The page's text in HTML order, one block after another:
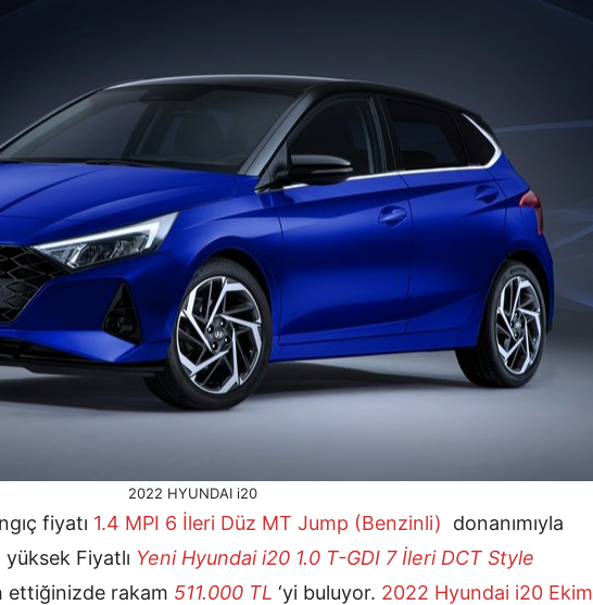
2022 HYUNDAI i20
fiyatı 1.4 MPI 6 İleri Düz MT Jump (Benzinli) donanımıyla
yüksek Fiyatlı Yeni Hyundai i20 1.0 T-GDI 7 İleri DCT Style
ettiğinizde rakam 511.000 TL ‘yi buluyor. 2022 Hyundai i20 Ekim